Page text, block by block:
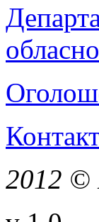
2012 ©